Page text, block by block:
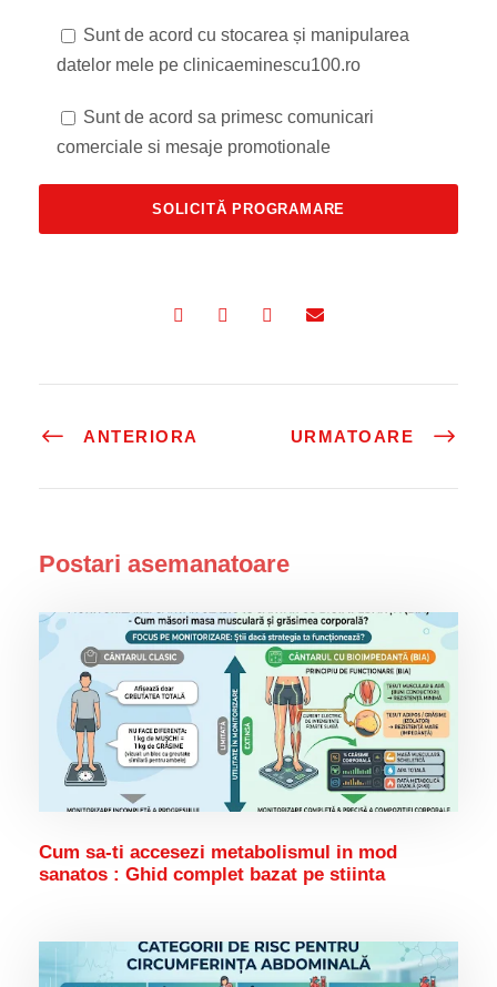
Sunt de acord cu stocarea și manipularea
datelor mele pe clinicaeminescu100.ro
Sunt de acord sa primesc comunicari
comerciale si mesaje promotionale
ANTERIORA URMATOARE
Postari asemanatoare
Cum sa-ti accesezi metabolismul in mod
sanatos : Ghid complet bazat pe stiinta